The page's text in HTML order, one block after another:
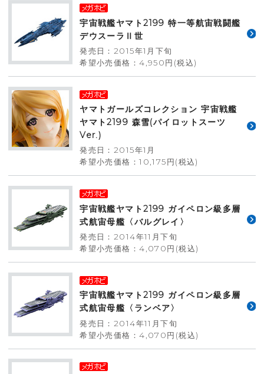
宇宙戦艦ヤマト2199 特一等航宙戦闘艦
デウスーラⅡ世
発売日：2015年1月下旬
希望小売価格：4,950円(税込)
ヤマトガールズコレクション 宇宙戦艦
ヤマト2199 森雪(パイロットスーツ
Ver.)
発売日：2015年1月
希望小売価格：10,175円(税込)
宇宙戦艦ヤマト2199 ガイペロン級多層
式航宙母艦〈バルグレイ〉
発売日：2014年11月下旬
希望小売価格：4,070円(税込)
宇宙戦艦ヤマト2199 ガイペロン級多層
式航宙母艦〈ランベア〉
発売日：2014年11月下旬
希望小売価格：4,070円(税込)